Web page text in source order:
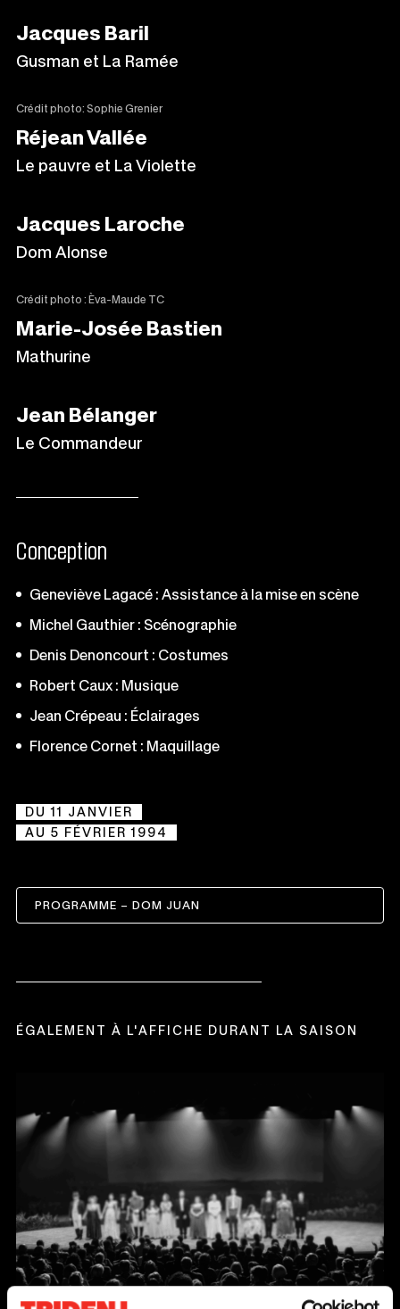
Jacques Baril
Gusman et La Ramée
Crédit photo: Sophie Grenier
Réjean Vallée
Le pauvre et La Violette
Jacques Laroche
Dom Alonse
Crédit photo : Èva-Maude TC
Marie-Josée Bastien
Mathurine
Jean Bélanger
Le Commandeur
Conception
Geneviève Lagacé : Assistance à la mise en scène
Michel Gauthier : Scénographie
Denis Denoncourt : Costumes
Robert Caux : Musique
Jean Crépeau : Éclairages
Florence Cornet : Maquillage
DU 11 JANVIER
AU 5 FÉVRIER 1994
PROGRAMME – DOM JUAN
CE
UNE
ÉGALEMENT À L'AFFICHE DURANT LA SAISON